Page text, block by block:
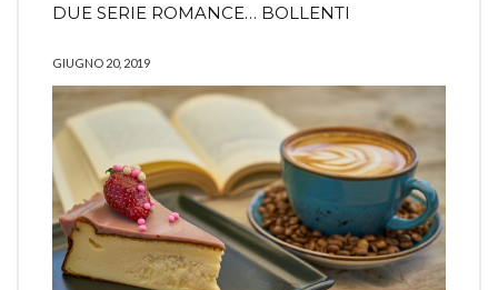
DUE SERIE ROMANCE… BOLLENTI
GIUGNO 20, 2019